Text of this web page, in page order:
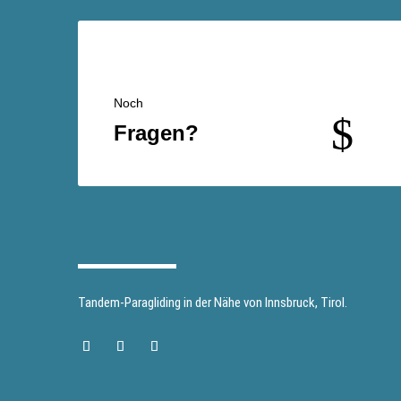
Noch
Fragen? $
Tandem-Paragliding in der Nähe von Innsbruck, Tirol.